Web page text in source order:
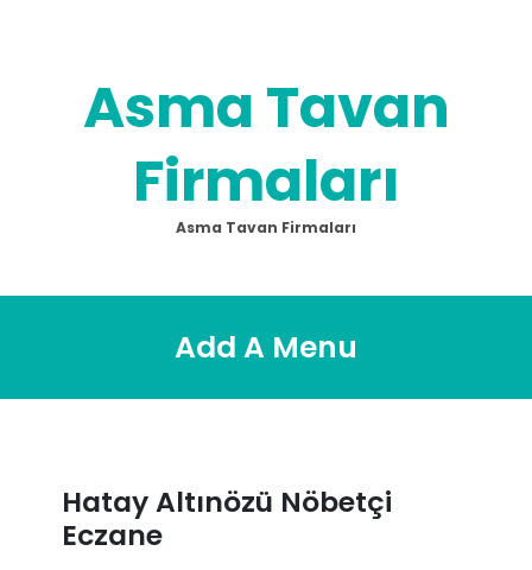
Asma Tavan
Firmaları
Asma Tavan Firmaları
Add A Menu
Hatay Altınözü Nöbetçi
Eczane